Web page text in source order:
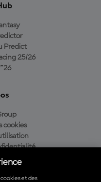
Predict
25/26
cookies
et des